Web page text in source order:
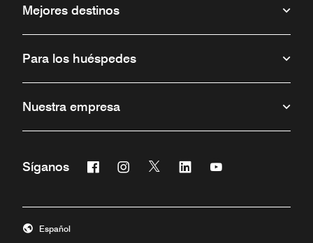
Mejores destinos
Para los huéspedes
Nuestra empresa
Síganos Facebook
Abre una ventana nueva
Instagram
Abre una ventana nueva
Twitter
Abre una ventana nueva
Linkedin
Abre una ventana nueva
Abre una ventana
Español